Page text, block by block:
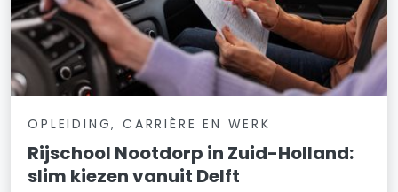
OPLEIDING, CARRIÈRE EN WERK
Rijschool Nootdorp in Zuid-Holland:
slim kiezen vanuit Delft